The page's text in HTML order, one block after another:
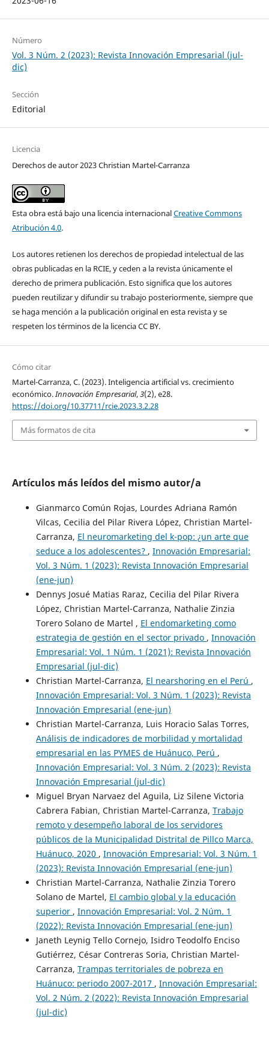
Número
Vol. 3 Núm. 2 (2023): Revista Innovación Empresarial (jul-
dic)
Sección
Editorial
Licencia
Derechos de autor 2023 Christian Martel-Carranza
Esta obra está bajo una licencia internacionalCreative Commons
Atribución 4.0.
Los autores retienen los derechos de propiedad intelectual de las
obras publicadas en la RCIE, y ceden a la revista únicamente el
derecho de primera publicación. Esto significa que los autores
pueden reutilizar y difundir su trabajo posteriormente, siempre que
se haga mención a la publicación original en esta revista y se
respeten los términos de la licencia CC BY.
Cómo citar
Martel-Carranza, C. (2023). Inteligencia artificial vs. crecimiento
económico.Innovación Empresarial,3(2), e28.
https://doi.org/10.37711/rcie.2023.3.2.28
Más formatos de cita
Artículos más leídos del mismo autor/a
Gianmarco Común Rojas, Lourdes Adriana Ramón
Vilcas, Cecilia del Pilar Rivera López, Christian Martel-
Carranza, El neuromarketing del k-pop: ¿un arte que
seduce a los adolescentes? , Innovación Empresarial:
Vol. 3 Núm. 1 (2023): Revista Innovación Empresarial
(ene-jun)
Dennys Josué Matias Raraz, Cecilia del Pilar Rivera
López, Christian Martel-Carranza, Nathalie Zinzia
Torero Solano de Martel , El endomarketing como
estrategia de gestión en el sector privado , Innovación
Empresarial: Vol. 1 Núm. 1 (2021): Revista Innovación
Empresarial (jul-dic)
Christian Martel-Carranza, El nearshoring en el Perú ,
Innovación Empresarial: Vol. 3 Núm. 1 (2023): Revista
Innovación Empresarial (ene-jun)
Christian Martel-Carranza, Luis Horacio Salas Torres,
Análisis de indicadores de morbilidad y mortalidad
empresarial en las PYMES de Huánuco, Perú ,
Innovación Empresarial: Vol. 3 Núm. 2 (2023): Revista
Innovación Empresarial (jul-dic)
Miguel Bryan Narvaez del Aguila, Liz Silene Victoria
Cabrera Fabian, Christian Martel-Carranza, Trabajo
remoto y desempeño laboral de los servidores
públicos de la Municipalidad Distrital de Pillco Marca,
Huánuco, 2020 , Innovación Empresarial: Vol. 3 Núm. 1
(2023): Revista Innovación Empresarial (ene-jun)
Christian Martel-Carranza, Nathalie Zinzia Torero
Solano de Martel, El cambio global y la educación
superior , Innovación Empresarial: Vol. 2 Núm. 1
(2022): Revista Innovación Empresarial (ene-jun)
Janeth Leynig Tello Cornejo, Isidro Teodolfo Enciso
Gutiérrez, César Contreras Soria, Christian Martel-
Carranza, Trampas territoriales de pobreza en
Huánuco: periodo 2007-2017 , Innovación Empresarial:
Vol. 2 Núm. 2 (2022): Revista Innovación Empresarial
(jul-dic)